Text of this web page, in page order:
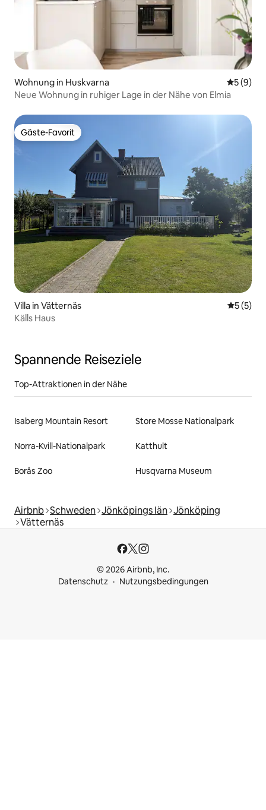
Wohnung in Huskvarna
5 (9)
Neue Wohnung in ruhiger Lage in der Nähe von Elmia
Gäste-Favorit
Gäste-Favorit
Villa in Vätternäs
5 (5)
Källs Haus
Spannende Reiseziele
Top-Attraktionen in der Nähe
Isaberg Mountain Resort Store Mosse Nationalpark
Norra-Kvill-Nationalpark Katthult
Borås Zoo Husqvarna Museum
Airbnb Schweden Jönköpings län Jönköping
Vätternäs
© 2026 Airbnb, Inc.
Datenschutz
Nutzungsbedingungen